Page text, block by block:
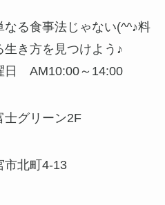
る食事法じゃない(^^♪料
き方を見つけよう♪
日 AM10:00～14:00
グリーン2F
町4-13